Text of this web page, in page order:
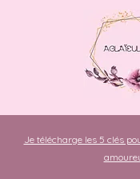
Je télécharge les 5 clés